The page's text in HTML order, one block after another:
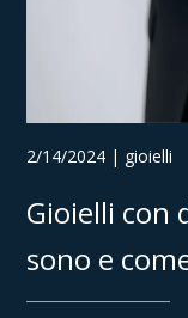
2/14/2024 | gioielli
Gioielli con
sono e